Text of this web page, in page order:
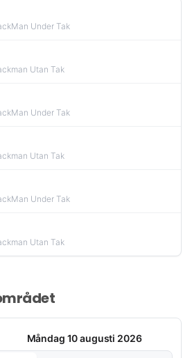
Under Tak
Utan Tak
Under Tak
Utan Tak
Under Tak
Utan Tak
Måndag 10 augusti 2026